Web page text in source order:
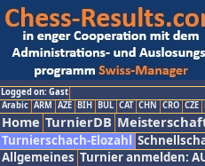
Logged on: Gast
Arabic ARM AZE BIH BUL CAT CHN CRO CZE
Home TurnierDB
Turnierschach-Elozahl
Allgemeines Turnier anmelden: